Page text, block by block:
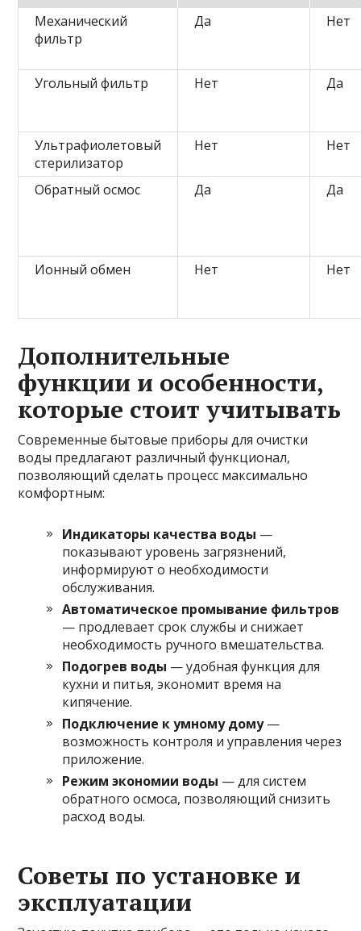
Механический
фильтр
Да Нет
Угольный фильтр Нет Да
Ультрафиолетовый
стерилизатор
Нет Нет
Обратный осмос Да Да
Ионный обмен Нет Нет
Дополнительные
функции и особенности,
которые стоит учитывать
Современные бытовые приборы для очистки
воды предлагают различный функционал,
позволяющий сделать процесс максимально
комфортным:
Индикаторы качества воды —
показывают уровень загрязнений,
информируют о необходимости
обслуживания.
Автоматическое промывание фильтров
— продлевает срок службы и снижает
необходимость ручного вмешательства.
Подогрев воды — удобная функция для
кухни и питья, экономит время на
кипячение.
Подключение к умному дому—
возможность контроля и управления через
приложение.
Режим экономии воды — для систем
обратного осмоса, позволяющий снизить
расход воды.
Советы по установке и
эксплуатации